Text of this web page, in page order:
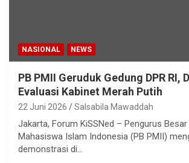
NASIONAL NEWS
PB PMII Geruduk Gedung DPR RI,
Evaluasi Kabinet Merah Putih
22 Juni 2026 Salsabila Mawaddah
Jakarta, Forum KiSSNed – Pengurus
Mahasiswa Islam Indonesia (PB PMII)
demonstrasi di…